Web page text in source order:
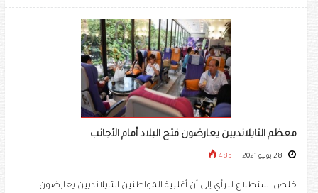
معظم التايلانديين يعارضون فتح البلاد أمام الأجانب
485
خلص استطلاع للرأي إلى أن أغلبية المواطنين التايلانديين يعارضون